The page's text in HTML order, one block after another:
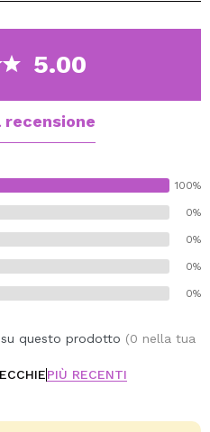
5.00
recensione
100%
0%
0%
0%
0%
questo prodotto (0 nella tua
PIÙ RECENTI